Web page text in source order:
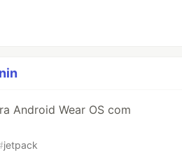
Android Wear OS com
jetpack